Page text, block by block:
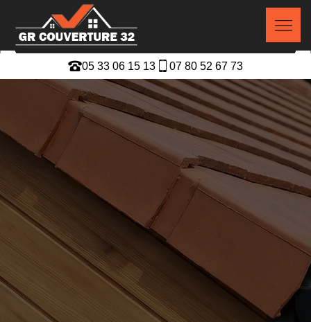
05 33 06 15 13 07 80 52 67 73